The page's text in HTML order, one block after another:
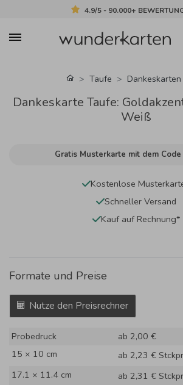
4.9/5 - 90.000+
Taufe
Dankeskarte Taufe:
Weiß
Gratis Musterkarte mit dem Code
Kostenlose
Schneller Versand
Kauf auf Rechnung*
Formate und Preise
Nutze den Preisrechner
Probedruck
ab 2,00 €
15 × 10 cm
ab 2,23 €
17.1 × 11.4 cm
ab 2,31 €